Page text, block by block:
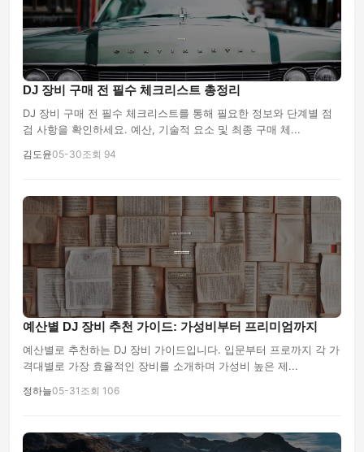
DJ 장비 구매 전 필수 체크리스트 총정리
DJ 장비 구매 전 필수 체크리스트를 통해 필요한 정보와 단계별 점
검 사항을 확인하세요. 예산, 기술적 요소 및 최종 구매 체...
김도윤05-30조회 94
예산별 DJ 장비 추천 가이드: 가성비부터 프리미엄까지
예산별로 추천하는 DJ 장비 가이드입니다. 입문부터 프로까지 각 가
격대별로 가장 효율적인 장비를 소개하며 가성비 높은 제...
정하늘05-31 조회 106